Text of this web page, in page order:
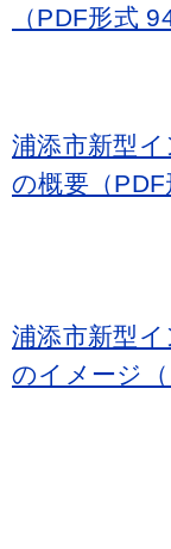
（PDF形式
浦添市新型
の概要（PDF
浦添市新型
のイメージ（